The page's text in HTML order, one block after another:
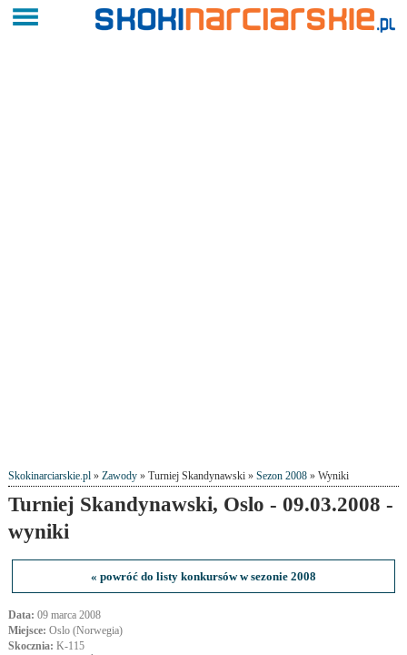
Skokinarciarskie.pl» Zawody» Turniej Skandynawski » Sezon 2008» Wyniki
Turniej Skandynawski, Oslo - 09.03.2008 -
wyniki
« powróć do listy konkursów w sezonie 2008
Data: 09 marca 2008
Miejsce: Oslo (Norwegia)
Skocznia: K-115